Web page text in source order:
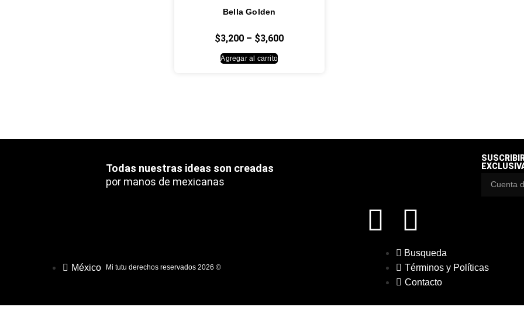
Bella Golden
$3,200 – $3,600
Agregar al carrito
Todas nuestras ideas son creadas
por manos de mexicanas
México Mi tutu derechos reservados 2026 ©
Busqueda
Términos y Políticas
Contacto